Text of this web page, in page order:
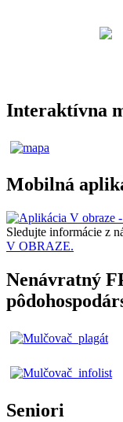
Interaktívna
Mobilná
Sledujte informácie z
V OBRAZE.
Nenávratný
Seniori